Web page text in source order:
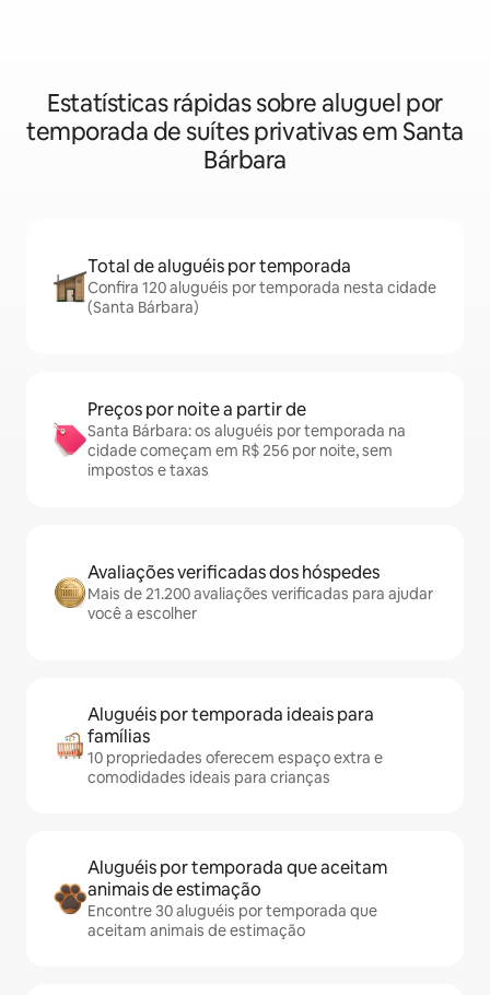
Estatísticas rápidas sobre aluguel por
temporada de suítes privativas em Santa
Bárbara
Total de aluguéis por temporada
Confira 120 aluguéis por temporada nesta cidade
(Santa Bárbara)
Preços por noite a partir de
Santa Bárbara: os aluguéis por temporada na
cidade começam em R$ 256 por noite, sem
impostos e taxas
Avaliações verificadas dos hóspedes
Mais de 21.200 avaliações verificadas para ajudar
você a escolher
Aluguéis por temporada ideais para
famílias
10 propriedades oferecem espaço extra e
comodidades ideais para crianças
Aluguéis por temporada que aceitam
animais de estimação
Encontre 30 aluguéis por temporada que
aceitam animais de estimação